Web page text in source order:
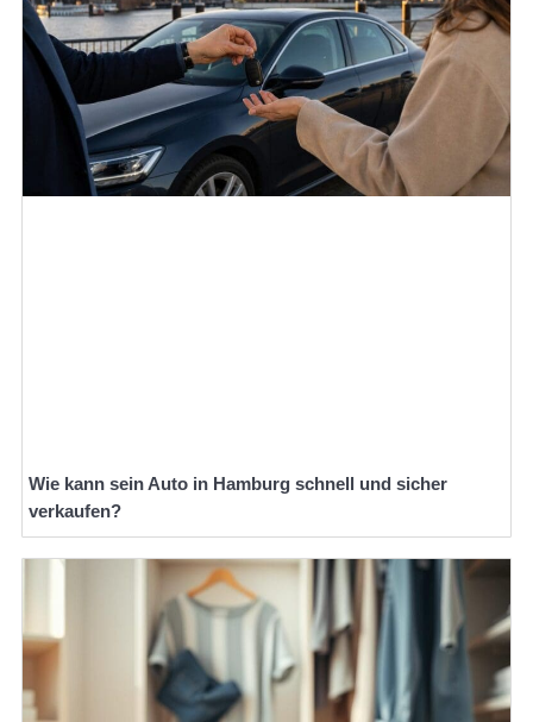
Wie kann sein Auto in Hamburg schnell und sicher
verkaufen?